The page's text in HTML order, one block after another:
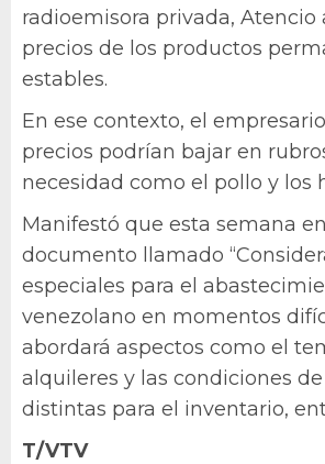
radioemisora privada, Atencio
precios de los productos
estables.
En ese contexto, el
precios podrían bajar en
necesidad como el pollo y los
Manifestó que esta semana
documento llamado
especiales para el
venezolano en momentos
abordará aspectos como el
alquileres y las condiciones
distintas para el inventario,
T/VTV